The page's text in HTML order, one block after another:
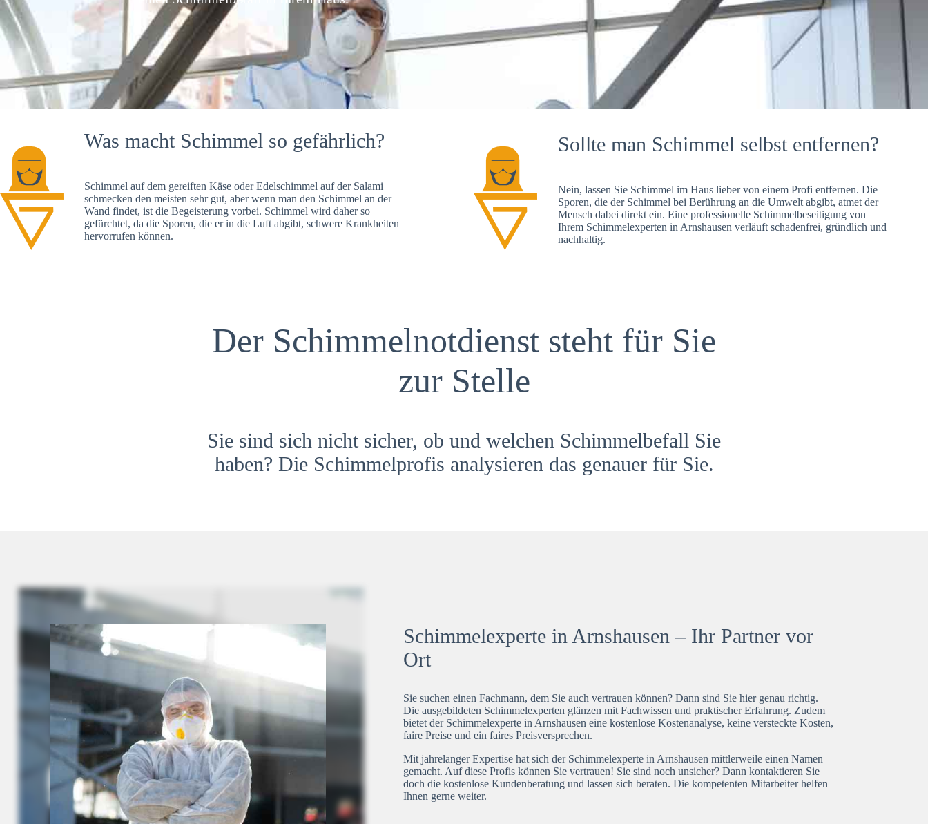
Was macht Schimmel so gefährlich?
Schimmel auf dem gereiften Käse oder Edelschimmel auf der Salami
schmecken den meisten sehr gut, aber wenn man den Schimmel an der
Wand findet, ist die Begeisterung vorbei. Schimmel wird daher so
gefürchtet, da die Sporen, die er in die Luft abgibt, schwere Krankheiten
hervorrufen können.
Sollte man Schimmel selbst entfernen?
Nein, lassen Sie Schimmel im Haus lieber von einem Profi entfernen. Die
Sporen, die der Schimmel bei Berührung an die Umwelt abgibt, atmet der
Mensch dabei direkt ein. Eine professionelle Schimmelbeseitigung von
Ihrem Schimmelexperten in Arnshausen verläuft schadenfrei, gründlich und
nachhaltig.
Der Schimmelnotdienst steht für Sie
zur Stelle
Sie sind sich nicht sicher, ob und welchen Schimmelbefall Sie
haben? Die Schimmelprofis analysieren das genauer für Sie.
Schimmelexperte in Arnshausen – Ihr Partner vor
Ort
Sie suchen einen Fachmann, dem Sie auch vertrauen können? Dann sind Sie hier genau richtig.
Die ausgebildeten Schimmelexperten glänzen mit Fachwissen und praktischer Erfahrung. Zudem
bietet der Schimmelexperte in Arnshausen eine kostenlose Kostenanalyse, keine versteckte Kosten,
faire Preise und ein faires Preisversprechen.
Mit jahrelanger Expertise hat sich der Schimmelexperte in Arnshausen mittlerweile einen Namen
gemacht. Auf diese Profis können Sie vertrauen! Sie sind noch unsicher? Dann kontaktieren Sie
doch die kostenlose Kundenberatung und lassen sich beraten. Die kompetenten Mitarbeiter helfen
Ihnen gerne weiter.